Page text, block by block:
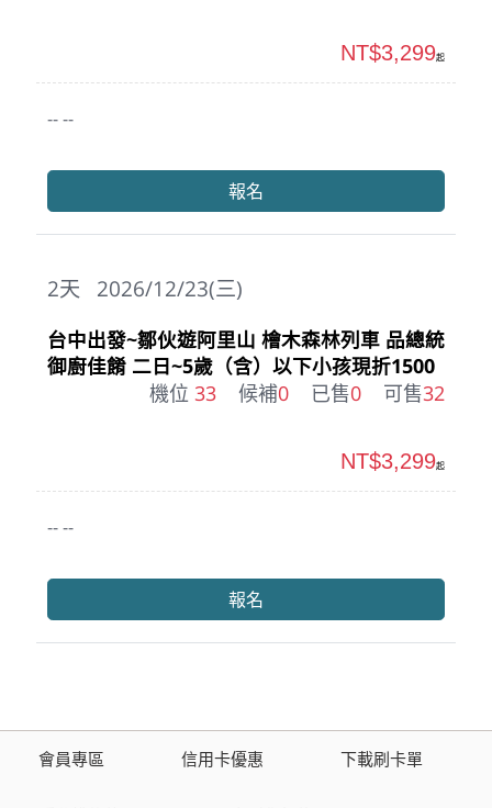
-- --
NT$3,299起
報名
2026/12/23(三)
2天
台中出發~鄒伙遊阿里山 檜木森林列車 品總統
御廚佳餚 二日~5歲（含）以下小孩現折1500
機位 33 候補0 已售0 可售32
-- --
NT$3,299起
報名
會員專區 信用卡優惠 下載刷卡單